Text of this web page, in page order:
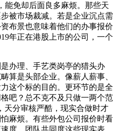
能免却后面良多麻烦。那些天
被市场裁减。若是企业沉点需
布景也意味着他们的办事报价
年正在港股上市的公司，一个
理、手艺类岗亭的猎头办
算是头部企业。像薪人薪事、
这个标的目的。更环节的是全
吧？总不克不及只做一两个范
天分审核严酷，现实合做时才
麻烦。有些外包公司报价时看